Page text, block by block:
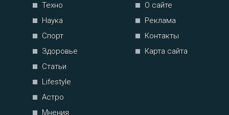
Техно
Наука
Спорт
Здоровье
Статьи
Lifestyle
Астро
Мнения
О сайте
Реклама
Контакты
Карта сайта